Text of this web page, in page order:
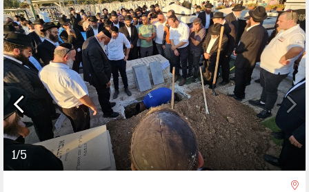
1/5